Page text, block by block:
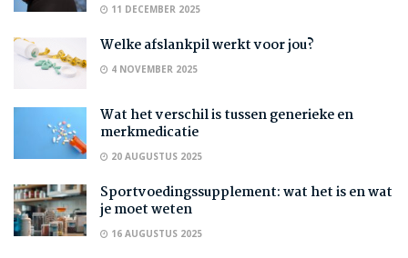
11 DECEMBER 2025
Welke afslankpil werkt voor jou?
4 NOVEMBER 2025
Wat het verschil is tussen generieke en
merkmedicatie
20 AUGUSTUS 2025
Sportvoedingssupplement: wat het is en wat
je moet weten
16 AUGUSTUS 2025